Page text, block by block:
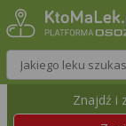
Wpisz nazwę leku
Znajdź i